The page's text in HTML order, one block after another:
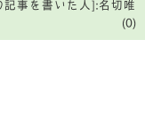
事を書いた人]:名切唯
(0)